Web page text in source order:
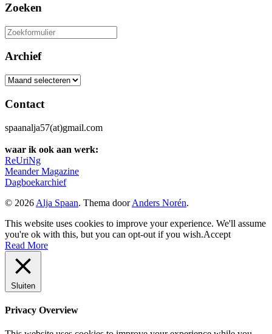
Zoeken
Zoeken
naar:
Archief
Archief
Contact
spaanalja57(at)gmail.com
waar ik ook aan werk:
ReUriNg
Meander Magazine
Dagboekarchief
© 2026 Alja Spaan. Thema doorAnders Norén.
This website uses cookies to improve your experience. We'll assume
you're ok with this, but you can opt-out if you wish.Accept
Read More
Sluiten
Privacy Overview